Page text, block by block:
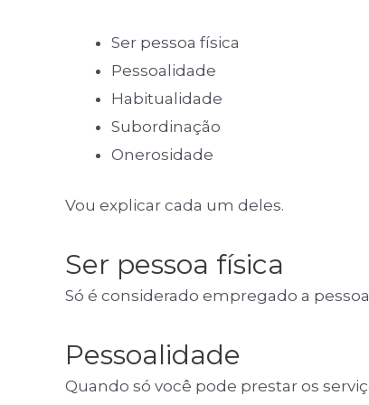
Ser pessoa física
Pessoalidade
Habitualidade
Subordinação
Onerosidade
Vou explicar cada um deles.
Ser pessoa física
Só é considerado empregado a
Pessoalidade
Quando só você pode prestar os